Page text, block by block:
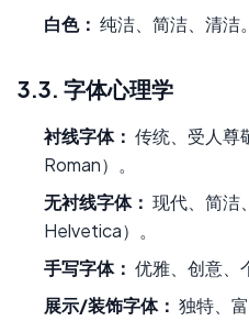
白色： 纯洁、简洁、清洁。
3.3. 字体心理学
衬线字体： 传统、受人尊
Roman）。
无衬线字体： 现代、简洁
Helvetica）。
手写字体： 优雅、创意、
展示/装饰字体： 独特、